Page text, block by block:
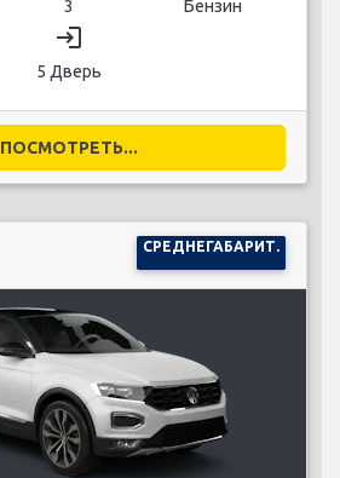
3 Бензин
login
5 Дверь
ПОСМОТРЕТЬ...
СРЕДНЕГАБАРИТ.